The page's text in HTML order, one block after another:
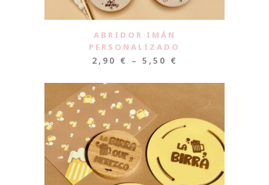
ABRIDOR IMÁN
PERSONALIZADO
2,90 € – 5,50 €